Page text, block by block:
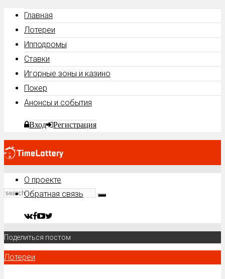
Главная
Лотереи
Ипподромы
Ставки
Игорные зоны и казино
Покер
Анонсы и события
Вход Регистрация
О проекте
Обратная связь
Поделиться постом
Лотереи